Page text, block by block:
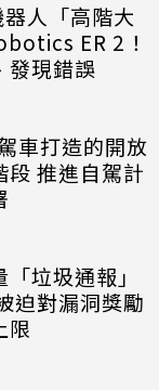
人「高階大
ER 2！
發現錯誤
車打造的開放
段 推進自駕計
垃圾通報」
迫對漏洞獎勵
限